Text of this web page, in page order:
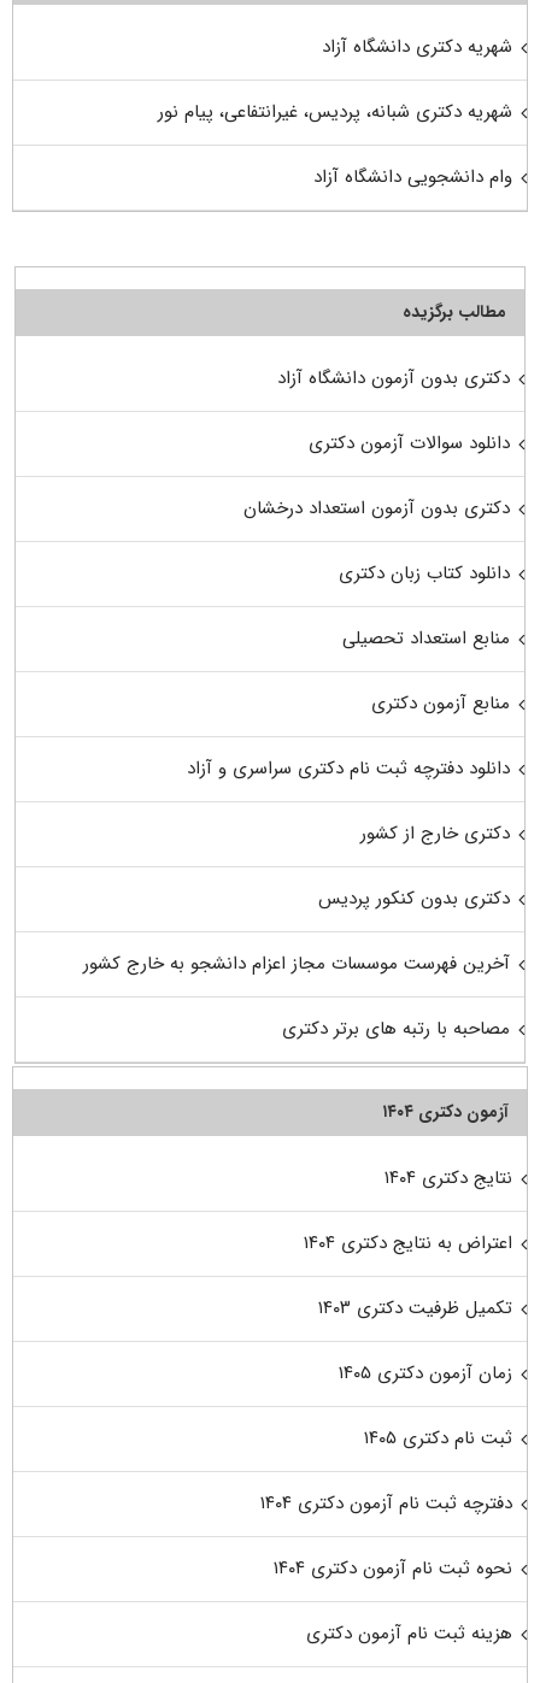
شهریه دکتری دانشگاه آزاد
شهریه دکتری شبانه، پردیس، غیرانتفاعی، پیام نور
وام دانشجویی دانشگاه آزاد
مطالب برگزیده
دکتری بدون آزمون دانشگاه آزاد
دانلود سوالات آزمون دکتری
دکتری بدون آزمون استعداد درخشان
دانلود کتاب زبان دکتری
منابع استعداد تحصیلی
منابع آزمون دکتری
دانلود دفترچه ثبت نام دکتری سراسری و آزاد
دکتری خارج از کشور
دکتری بدون کنکور پردیس
آخرین فهرست موسسات مجاز اعزام دانشجو به خارج کشور
مصاحبه با رتبه های برتر دکتری
آزمون دکتری ۱۴۰۴
نتایج دکتری ۱۴۰۴
اعتراض به نتایج دکتری ۱۴۰۴
تکمیل ظرفیت دکتری ۱۴۰۳
زمان آزمون دکتری ۱۴۰۵
ثبت نام دکتری ۱۴۰۵
دفترچه ثبت نام آزمون دکتری ۱۴۰۴
نحوه ثبت نام آزمون دکتری ۱۴۰۴
هزینه ثبت نام آزمون دکتری